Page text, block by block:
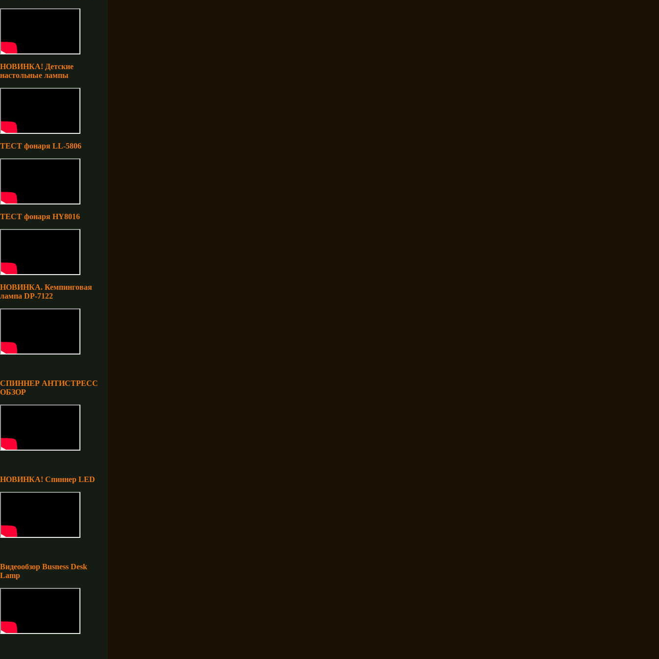
НОВИНКА! Детские
настольные лампы
ТЕСТ фонаря LL-5806
ТЕСТ фонаря HY8016
НОВИНКА. Кемпинговая
лампа DP-7122
СПИННЕР АНТИСТРЕСС
ОБЗОР
НОВИНКА! Спиннер LED
Видеообзор Busness Desk
Lamp